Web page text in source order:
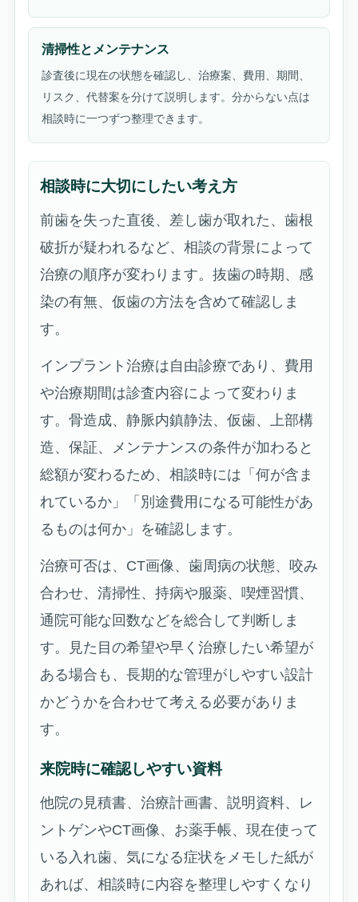
清掃性とメンテナンス
診査後に現在の状態を確認し、治療案、費用、期間、
リスク、代替案を分けて説明します。分からない点は
相談時に一つずつ整理できます。
相談時に大切にしたい考え方
前歯を失った直後、差し歯が取れた、歯根
破折が疑われるなど、相談の背景によって
治療の順序が変わります。抜歯の時期、感
染の有無、仮歯の方法を含めて確認しま
す。
インプラント治療は自由診療であり、費用
や治療期間は診査内容によって変わりま
す。骨造成、静脈内鎮静法、仮歯、上部構
造、保証、メンテナンスの条件が加わると
総額が変わるため、相談時には「何が含ま
れているか」「別途費用になる可能性があ
るものは何か」を確認します。
治療可否は、CT画像、歯周病の状態、咬み
合わせ、清掃性、持病や服薬、喫煙習慣、
通院可能な回数などを総合して判断しま
す。見た目の希望や早く治療したい希望が
ある場合も、長期的な管理がしやすい設計
かどうかを合わせて考える必要がありま
す。
来院時に確認しやすい資料
他院の見積書、治療計画書、説明資料、レ
ントゲンやCT画像、お薬手帳、現在使って
いる入れ歯、気になる症状をメモした紙が
あれば、相談時に内容を整理しやすくなり